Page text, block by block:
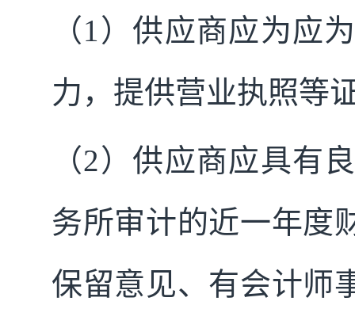
（1）供应商应为应
力，提供营业执照等
（2）供应商应具有
务所审计的近一年度
保留意见、有会计师